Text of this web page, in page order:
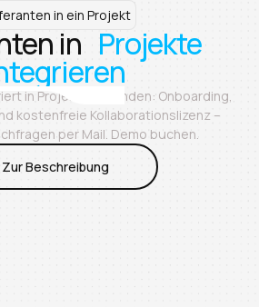
integrieren
in ein Projekt
in Projekte
in Projekte einbinden: Onboarding,
kostenfreie Kollaborationslizenz –
per Mail. Demo buchen.
Zur Beschreibung
Zur Beschreibung